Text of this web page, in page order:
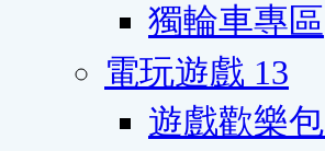
獨輪車專區
電玩遊戲 13
遊戲歡樂包